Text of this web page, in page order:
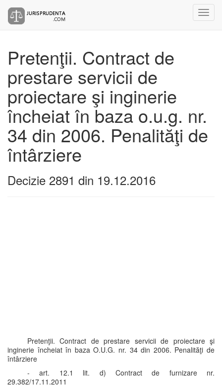
Pretenţii. Contract de
prestare servicii de
proiectare şi inginerie
încheiat în baza o.u.g. nr.
34 din 2006. Penalităţi de
întârziere
Decizie 2891 din 19.12.2016
Pretenţii. Contract de prestare servicii de proiectare şi
inginerie încheiat în baza O.U.G. nr. 34 din 2006. Penalităţi de
întârziere
- art. 12.1 lit. d) Contract de furnizare nr.
29.382/17.11.2011